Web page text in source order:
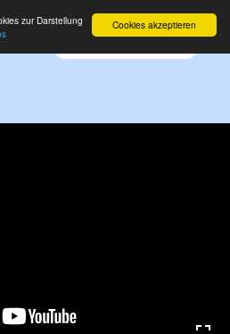
Cookies akzeptieren
zur Darstellung